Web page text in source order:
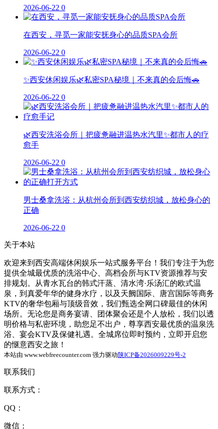
2026-06-22 0
在西安，寻觅一家能安抚身心的品质SPA会所
2026-06-22 0
✨西安休闲娱乐🌿私密SPA秘境｜不来真的会后悔🚗
2026-06-22 0
🌿西安洗浴会所｜把疲惫融进温热水汽里✨都市人的疗
愈手
2026-06-22 0
男士桑拿洗浴：从杭州会所到西安纺织城，放松身心的
正确
2026-06-22 0
关于本站
欢迎来到西安高端休闲娱乐一站式服务平台！我们专注于为您
提供全城最优质的洗浴中心、高档会所与KTV资源推荐与安
排规划。从青水瓦台的韩式汗蒸、清水湾·乐汤汇的欧式温
泉，到真爱年华的健身水疗，以及天阙国际、唐宫国际等商务
KTV的奢华包厢与顶级音效，我们甄选全网口碑最佳的休闲
场所。无论您是商务宴请、团体聚会还是个人放松，我们以透
明价格与私密环境，助您足不出户，尊享西安最优质的温泉洗
浴、宴会KTV及保健礼遇。全城席位即时预约，立即开启您
的惬意西安之旅！
本站由 www.webfreecounter.com 强力驱动陕ICP备2026009229号-2
联系我们
联系方式：
QQ：
微信：